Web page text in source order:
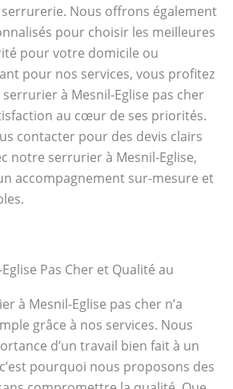
Nous offrons également
pour choisir les meilleures
pour votre domicile ou
pour nos services, vous profitez
serrurier à Mesnil-Eglise pas cher
au cœur de ses priorités.
contacter pour des devis clairs
notre serrurier à Mesnil-Eglise,
accompagnement sur-mesure et
Pas Cher et Qualité au
à Mesnil-Eglise pas cher n’a
grâce à nos services. Nous
d’un travail bien fait à un
pourquoi nous proposons des